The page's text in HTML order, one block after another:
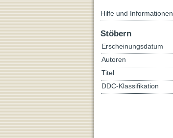
Hilfe und Informationen
Stöbern
Erscheinungsdatum
Autoren
Titel
DDC-Klassifikation